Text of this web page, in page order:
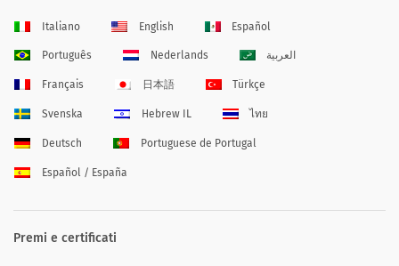
Italiano English Español
Português Nederlands العربية
Français 日本語 Türkçe
Svenska Hebrew IL ไทย
Deutsch Portuguese de Portugal
Español / España
Premi e certificati